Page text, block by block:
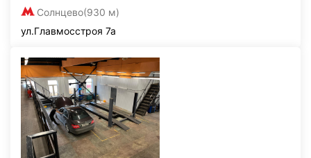
Солнцево(930 м)
ул.Главмосстроя 7а